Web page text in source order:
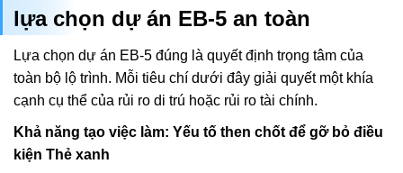
lựa chọn dự án EB-5 an toàn
Lựa chọn dự án EB-5 đúng là quyết định trọng tâm của
toàn bộ lộ trình. Mỗi tiêu chí dưới đây giải quyết một khía
cạnh cụ thể của rủi ro di trú hoặc rủi ro tài chính.
Khả năng tạo việc làm: Yếu tố then chốt để gỡ bỏ điều
kiện Thẻ xanh